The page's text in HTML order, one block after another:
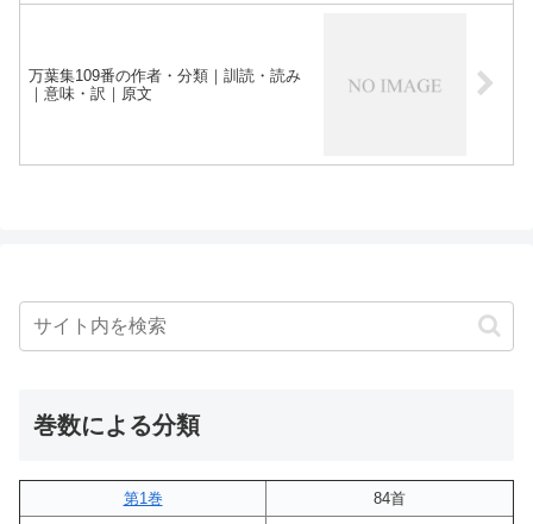
万葉集109番の作者・分類｜訓読・読み
｜意味・訳｜原文
巻数による分類
第1巻
84首